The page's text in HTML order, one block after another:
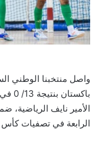
واصل منتخبنا الوطني
الأمير نايف الرياضية،
الرابعة في تصفيات كأس آسيا لكرة